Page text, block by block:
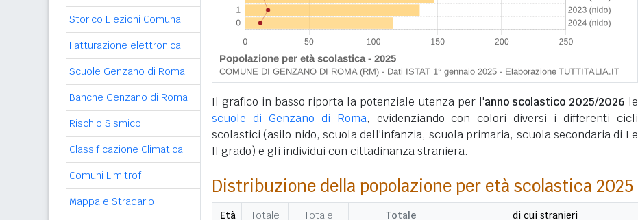
Storico Elezioni Comunali
Fatturazione elettronica
Scuole Genzano di Roma
Banche Genzano di Roma
Rischio Sismico
Classificazione Climatica
Comuni Limitrofi
Mappa e Stradario
Il grafico in basso riporta la potenziale utenza per l'anno scolastico 2025/2026 le
scuole di Genzano di Roma, evidenziando con colori diversi i differenti cicli
scolastici (asilo nido, scuola dell'infanzia, scuola primaria, scuola secondaria di I e
II grado) e gli individui con cittadinanza straniera.
Distribuzione della popolazione per età scolastica 2025
Età
Totale
Totale
Totale
di cui stranieri